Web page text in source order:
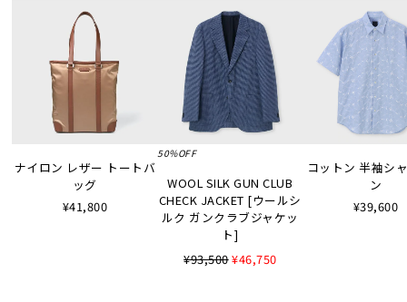
ナイロン レザー トートバ
ッグ
¥41,800
50%OFF
WOOL SILK GUN CLUB
CHECK JACKET [ウールシ
ルク ガンクラブジャケッ
ト]
¥93,500¥46,750
コットン 半袖シ
ン
¥39,600